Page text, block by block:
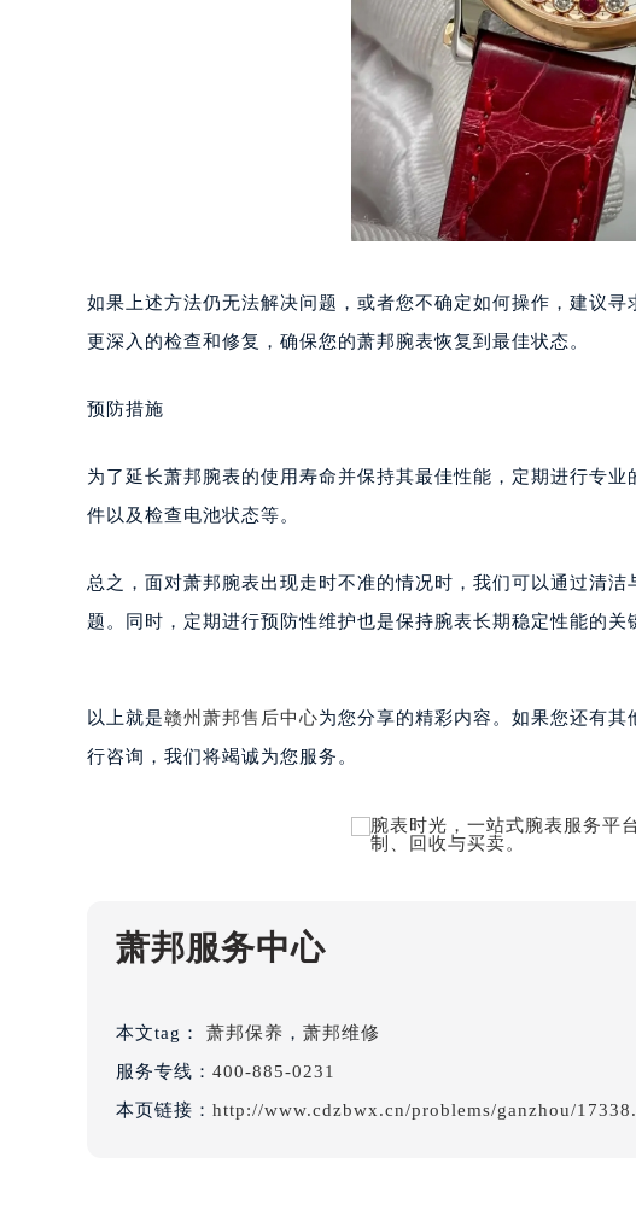
重庆市解放碑渝中区民权路28号英利国际金融
黑龙江省大庆市萨尔图区会战大街萧邦售后服务
黑龙江省鹤岗市向阳区红军路萧邦售后服务中心
黑龙江省黑河市爱辉区中央街萧邦售后服务中心
黑龙江省鸡西市鸡冠区红军路萧邦售后服务中心
黑龙江省佳木斯市向阳区长安路萧邦售后服务中
黑龙江省牡丹江市东安区太平路萧邦售后服务中
黑龙江省双鸭山市尖山区新兴大街萧邦售后服
黑龙江省绥化市北林区新华街与康庄路交叉口萧
吉林省吉林市船营区河南街萧邦售后服务中心（
吉林省辽源市龙山区人民大街萧邦售后服务中心
吉林省四平市铁东区紫气大路与南九经街交汇
吉林省松原市宁江区五环大街萧邦售后服务中心
辽宁省鞍山市铁东区站前街萧邦售后服务中心（
辽宁省本溪市平山区胜利路萧邦售后服务中心（
辽宁省丹东市振兴区七经街萧邦售后服务中心
辽宁省抚顺市新抚区东一路萧邦售后服务中心（
辽宁省锦州市古塔区中央大街萧邦售后服务中心
辽宁省盘锦市兴隆台区石油大街萧邦售后服务中
如果上述方法仍无法解决问题，或者您不确定如何操作，建议
更深入的检查和修复，确保您的萧邦腕表恢复到最佳状态。
预防措施
为了延长萧邦腕表的使用寿命并保持其最佳性能，定期进行专
件以及检查电池状态等。
总之，面对萧邦腕表出现走时不准的情况时，我们可以通过清
题。同时，定期进行预防性维护也是保持腕表长期稳定性能的关
以上就是赣州萧邦售后中心为您分享的精彩内容。如果您还有
行咨询，我们将竭诚为您服务。
萧邦服务中心
本文tag： 萧邦保养 ， 萧邦维修
服务专线： 400-885-0231
本页链接： http://www.cdzbwx.cn/problems/ganzhou/